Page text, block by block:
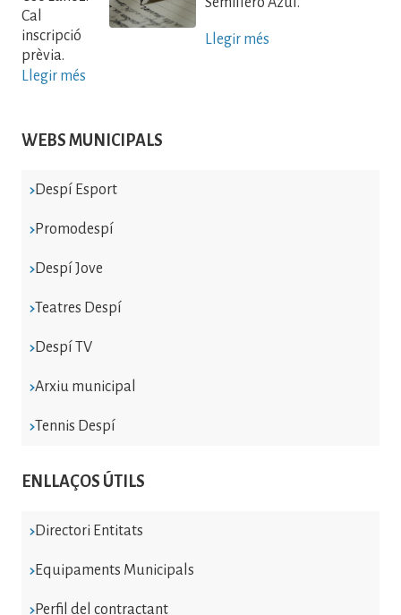
WEBS MUNICIPALS
Despí Esport
Promodespí
Despí Jove
Teatres Despí
Despí TV
Arxiu municipal
Tennis Despí
ENLLAÇOS ÚTILS
Directori Entitats
Equipaments Municipals
Perfil del contractant
Cal
inscripció
prèvia.
Llegir més
Llegir més